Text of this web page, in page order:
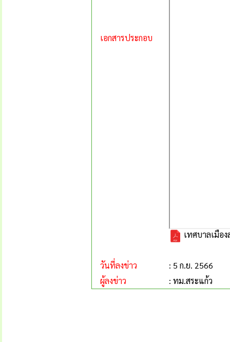
เอกสารประกอบ
เทศบาลเมือ
วันที่ลงข่าว
: 5 ก.ย. 2566
ผู้ลงข่าว
: ทม.สระแก้ว